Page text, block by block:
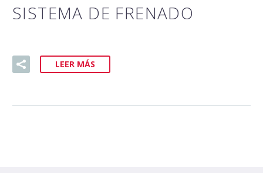
SISTEMA DE FRENADO
LEER MÁS